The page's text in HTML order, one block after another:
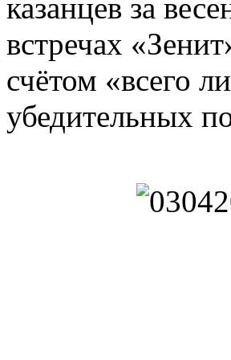
казанцев за
встречах
счётом «всего
убедительных